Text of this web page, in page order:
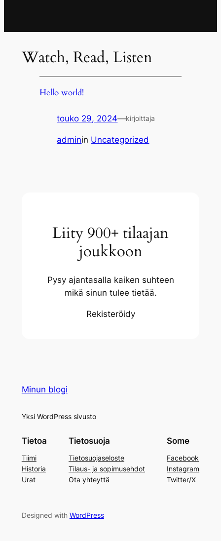
Watch, Read, Listen
Hello world!
touko 29, 2024—kirjoittaja
adminin Uncategorized
Liity 900+ tilaajan
joukkoon
Pysy ajantasalla kaiken suhteen
mikä sinun tulee tietää.
Rekisteröidy
Minun blogi
Yksi WordPress sivusto
Tietoa
Tiimi
Historia
Urat
Tietosuoja
Tietosuojaseloste
Tilaus- ja sopimusehdot
Ota yhteyttä
Some
Facebook
Instagram
Twitter/X
Designed with WordPress